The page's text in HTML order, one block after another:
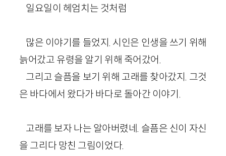
일요일이 헤엄치는 것처럼
많은 이야기를 들었지. 시인은 인생을 쓰기 위해
늙어갔고 유령을 알기 위해 죽어갔어.
그리고 슬픔을 보기 위해 고래를 찾아갔지. 그것
은 바다에서 왔다가 바다로 돌아간 이야기.
고래를 보자 나는 알아버렸네. 슬픔은 신이 자신
을 그리다 망친 그림이었다.